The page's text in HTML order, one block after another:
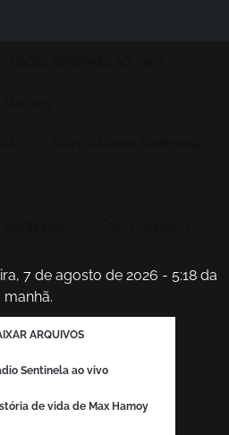
7 de agosto de 2026 - 5:18 da
manhã.
ARQUIVOS
Sentinela ao vivo
de vida de Max Hamoy